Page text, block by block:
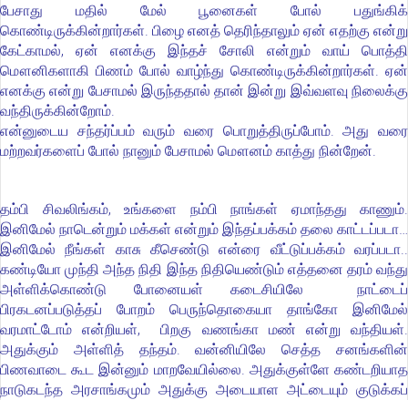
பேசாது மதில் மேல் பூனைகள் போல் பதுங்கிக்
கொண்டிருக்கின்றார்கள். பிழை எனத் தெரிந்தாலும் ஏன் எதற்கு என்று
கேட்காமல், ஏன் எனக்கு இந்தச் சோலி என்றும் வாய் பொத்தி
மௌனிகளாகி பிணம் போல் வாழ்ந்து கொண்டிருக்கின்றார்கள். ஏன்
எனக்கு என்று பேசாமல் இருந்ததால் தான் இன்று இவ்வளவு நிலைக்கு
வந்திருக்கின்றோம்.
என்னுடைய சந்தர்ப்பம் வரும் வரை பொறுத்திருப்போம். அது வரை
மற்றவர்களைப் போல் நானும் பேசாமல் மௌனம் காத்து நின்றேன்.
தம்பி சிவலிங்கம், உங்களை நம்பி நாங்கள் ஏமாந்தது காணும்.
இனிமேல் நாடென்றும் மக்கள் என்றும் இந்தப்பக்கம் தலை காட்டப்படா…
இனிமேல் நீங்கள் காசு கீசெண்டு என்ரை வீட்டுப்பக்கம் வரப்படா..
கண்டியோ முந்தி அந்த நிதி இந்த நிதியெண்டும் எத்தனை தரம் வந்து
அள்ளிக்கொண்டு போனையள் கடைசியிலே நாட்டைப்
பிரகடனப்படுத்தப் போறம் பெருந்தொகையா தாங்கோ இனிமேல்
வரமாட்டோம் என்றியள், பிறகு வணங்கா மண் என்று வந்தியள்.
அதுக்கும் அள்ளித் தந்தம். வன்னியிலே செத்த சனங்களின்
பிணவாடை கூட இன்னும் மாறவேயில்லை. அதுக்குள்ளே கண்டறியாத
நாடுகடந்த அரசாங்கமும் அதுக்கு அடையாள அட்டையும் குடுக்கப்